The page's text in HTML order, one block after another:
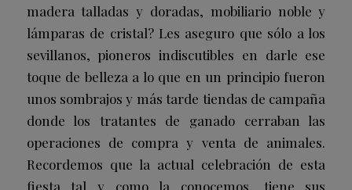
madera talladas y doradas, mobiliario noble y
lámparas de cristal? Les aseguro que sólo a los
sevillanos, pioneros indiscutibles en darle ese
toque de belleza a lo que en un principio fueron
unos sombrajos y más tarde tiendas de campaña
donde los tratantes de ganado cerraban las
operaciones de compra y venta de animales.
Recordemos que la actual celebración de esta
fiesta tal y como la conocemos, tiene sus